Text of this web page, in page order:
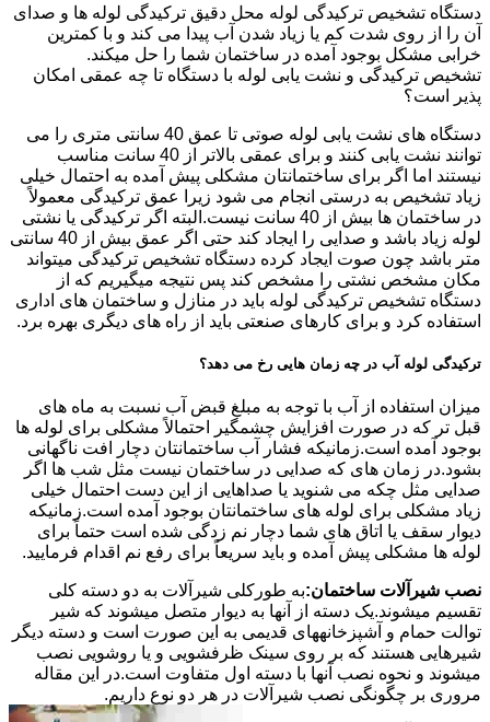
دستگاه تشخیص ترکیدگی لوله محل دقیق ترکیدگی لوله ها و صدای
آن را از روی شدت کم یا زیاد شدن آب پیدا می کند و با کمترین
خرابی مشکل بوجود آمده در ساختمان شما را حل میکند.
تشخیص ترکیدگی و نشت یابی لوله با دستگاه تا چه عمقی امکان
پذیر است؟
دستگاه های نشت یابی لوله صوتی تا عمق 40 سانتی متری را می
توانند نشت یابی کنند و برای عمقی بالاتر از 40 سانت مناسب
نیستند اما اگر برای ساختمانتان مشکلی پیش آمده به احتمال خیلی
زیاد تشخیص به درستی انجام می شود زیرا عمق ترکیدگی معمولاً
در ساختمان ها بیش از 40 سانت نیست.البته اگر ترکیدگی یا نشتی
لوله زیاد باشد و صدایی را ایجاد کند حتی اگر عمق بیش از 40 سانتی
متر باشد چون صوت ایجاد کرده دستگاه تشخیص ترکیدگی میتواند
مکان مشخص نشتی را مشخص کند پس نتیجه میگیریم که از
دستگاه تشخیص ترکیدگی لوله باید در منازل و ساختمان های اداری
استفاده کرد و برای کارهای صنعتی باید از راه های دیگری بهره برد.
ترکیدگی لوله آب در چه زمان هایی رخ می دهد؟
میزان استفاده از آب با توجه به مبلغ قبض آب نسبت به ماه های
قبل تر که در صورت افزایش چشمگیر احتمالاً مشکلی برای لوله ها
بوجود آمده است.زمانیکه فشار آب ساختمانتان دچار افت ناگهانی
بشود.در زمان های که صدایی در ساختمان نیست مثل شب ها اگر
صدایی مثل چکه می شنوید یا صداهایی از این دست احتمال خیلی
زیاد مشکلی برای لوله های ساختمانتان بوجود آمده است.زمانیکه
دیوار سقف یا اتاق های شما دچار نم زدگی شده است حتماً برای
لوله ها مشکلی پیش آمده و باید سریعاً برای رفع نم اقدام فرمایید.
نصب شیرآلات ساختمان:به طورکلی شیرآلات به دو دسته کلی
تقسیم میشوند.یک دسته از آنها به دیوار متصل میشوند که شیر
توالت حمام و آشپزخانههای قدیمی به این صورت است و دسته دیگر
شیرهایی هستند که بر روی سینک ظرفشویی و یا روشویی نصب
میشوند و نحوه نصب آنها با دسته اول متفاوت است.در این مقاله
مروری بر چگونگی نصب شیرآلات در هر دو نوع داریم.